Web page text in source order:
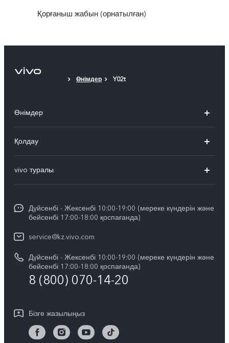
Қорғаныш жабын (орнатылған)
Өнімдер Y02t
Өнімдер
X300
X200
V60 Lite 5G
Барлық үлгілер
Қолдау
Сервистік орталықтар
Funtouch OS
Жүйені жаңарту
vivo кепілдік туралы нұсқаулық
vivo туралы
Баспасөз орталығы
vivo компаниясында жұмыс жасау
Құқықтық хабарламалар
Біз туралы
Тұрақтылық
Дүйсенбі - Жексенбі 10:00-19:00 (мереке күндерін және
бейсенбі 17:00-18:00 қоспағанда)
service@kz.vivo.com
Дүйсенбі - Жексенбі 10:00-19:00 (мереке күндерін және
бейсенбі 17:00-18:00 қоспағанда)
8 (800) 070-14-20
Бізге жазылыңыз